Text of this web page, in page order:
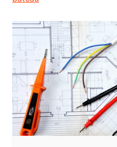
Navigation
de
l’article